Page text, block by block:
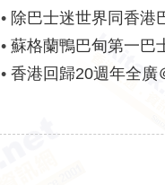
• 除巴士迷世界同香港
• 蘇格蘭鴨巴甸第一巴
• 香港回歸20週年全廣